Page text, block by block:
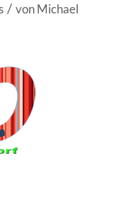
/ vonMichael